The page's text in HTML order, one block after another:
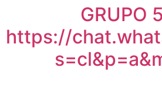
GRUPO
https://